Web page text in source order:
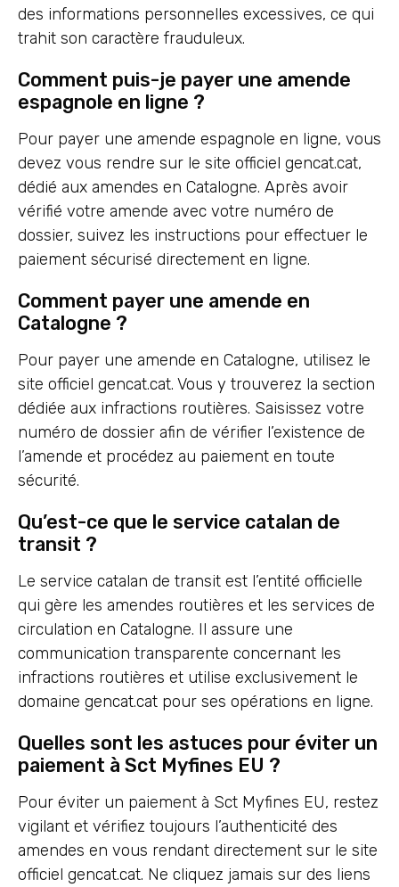
des informations personnelles excessives, ce qui
trahit son caractère frauduleux.
Comment puis-je payer une amende
espagnole en ligne ?
Pour payer une amende espagnole en ligne, vous
devez vous rendre sur le site officiel gencat.cat,
dédié aux amendes en Catalogne. Après avoir
vérifié votre amende avec votre numéro de
dossier, suivez les instructions pour effectuer le
paiement sécurisé directement en ligne.
Comment payer une amende en
Catalogne ?
Pour payer une amende en Catalogne, utilisez le
site officiel gencat.cat. Vous y trouverez la section
dédiée aux infractions routières. Saisissez votre
numéro de dossier afin de vérifier l’existence de
l’amende et procédez au paiement en toute
sécurité.
Qu’est-ce que le service catalan de
transit ?
Le service catalan de transit est l’entité officielle
qui gère les amendes routières et les services de
circulation en Catalogne. Il assure une
communication transparente concernant les
infractions routières et utilise exclusivement le
domaine gencat.cat pour ses opérations en ligne.
Quelles sont les astuces pour éviter un
paiement à Sct Myfines EU ?
Pour éviter un paiement à Sct Myfines EU, restez
vigilant et vérifiez toujours l’authenticité des
amendes en vous rendant directement sur le site
officiel gencat.cat. Ne cliquez jamais sur des liens